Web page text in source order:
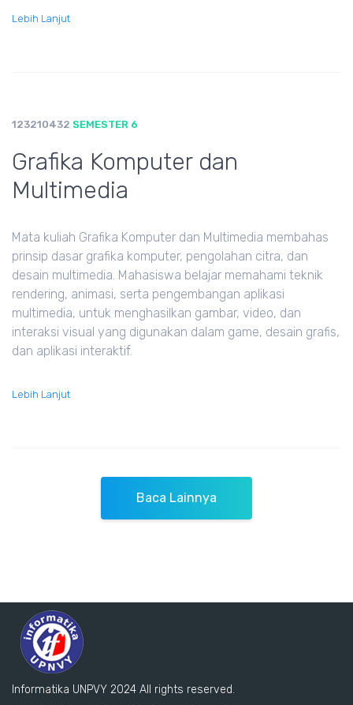
Lebih Lanjut
123210432 SEMESTER 6
Grafika Komputer dan
Multimedia
Mata kuliah Grafika Komputer dan Multimedia membahas
prinsip dasar grafika komputer, pengolahan citra, dan
desain multimedia. Mahasiswa belajar memahami teknik
rendering, animasi, serta pengembangan aplikasi
multimedia, untuk menghasilkan gambar, video, dan
interaksi visual yang digunakan dalam game, desain grafis,
dan aplikasi interaktif.
Lebih Lanjut
Baca Lainnya
Informatika UNPVY 2024 All rights reserved.